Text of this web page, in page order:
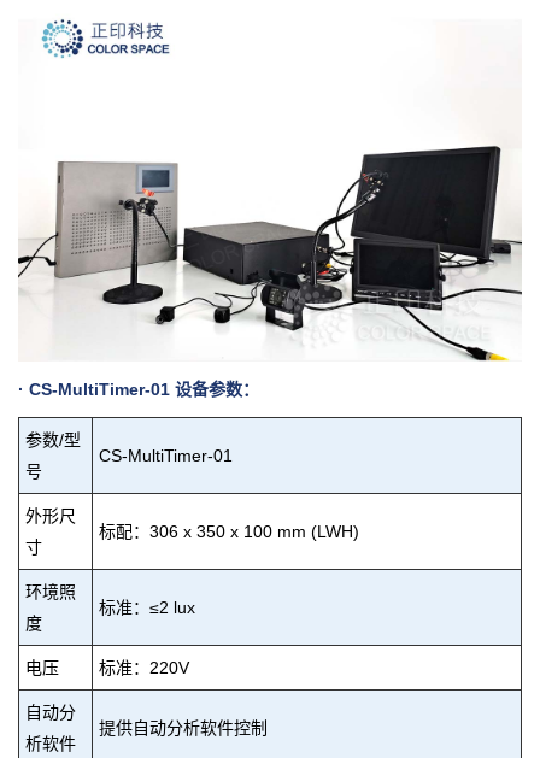
· CS-MultiTimer-01 设备参数：
参数/型
号
CS-MultiTimer-01
外形尺
寸
标配：306 x 350 x 100 mm (LWH)
环境照
度
标准：≤2 lux
电压 标准：220V
自动分
析软件
提供自动分析软件控制